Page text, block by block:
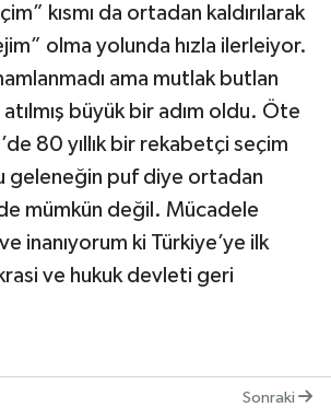
kısmı da ortadan kaldırılarak
olma yolunda hızla ilerleiyor.
ama mutlak butlan
büyük bir adım oldu. Öte
80 yıllık bir rekabetçi seçim
geleneğin puf diye ortadan
de mümkün değil. Mücadele
inanıyorum ki Türkiye’ye ilk
ve hukuk devleti geri
Sonraki